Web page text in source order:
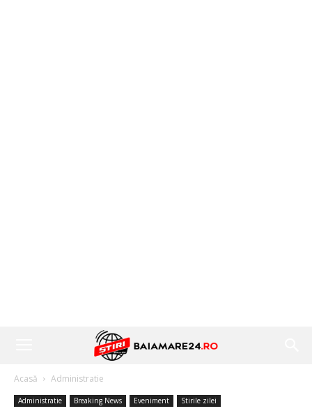
Acasă Administratie
Administratie Breaking News Eveniment Stirile zilei